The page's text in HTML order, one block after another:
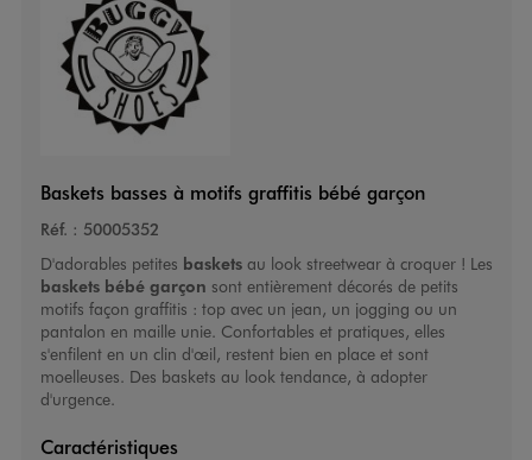
Baskets basses à motifs graffitis bébé garçon
Réf. : 50005352
D'adorables petites baskets au look streetwear à croquer ! Les
baskets bébé garçon sont entièrement décorés de petits
motifs façon graffitis : top avec un jean, un jogging ou un
pantalon en maille unie. Confortables et pratiques, elles
s'enfilent en un clin d'œil, restent bien en place et sont
moelleuses. Des baskets au look tendance, à adopter
d'urgence.
Caractéristiques